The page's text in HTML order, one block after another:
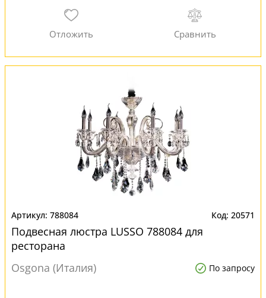
788084 20571
Подвесная люстра LUSSO 788084 для
ресторана
Osgona (Италия)
По запросу